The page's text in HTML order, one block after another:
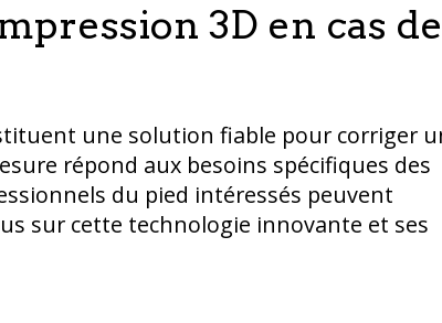
3D en cas de
une solution fiable pour corriger
répond aux besoins spécifiques des
du pied intéressés peuvent
sur cette technologie innovante et ses